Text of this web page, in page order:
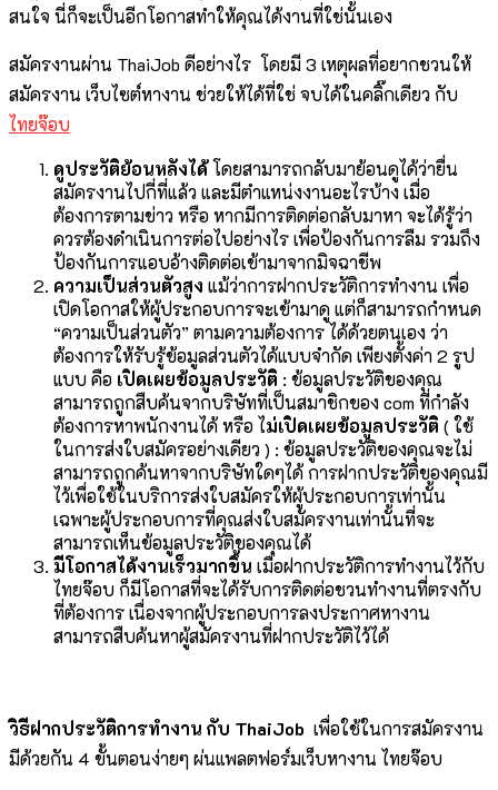
สนใจ นี่ก็จะเป็นอีกโอกาสทำให้คุณได้งานที่ใช่นั้นเอง
สมัครงานผ่าน ThaiJob ดีอย่างไร โดยมี 3 เหตุผลที่อยากชวนให้
สมัครงาน เว็บไซต์หางาน ช่วยให้ได้ที่ใช่ จบได้ในคลิ๊กเดียว กับ
ไทยจ๊อบ
ดูประวัติย้อนหลังได้โดยสามารถกลับมาย้อนดูได้ว่ายื่น
สมัครงานไปกี่ที่แล้ว และมีตำแหน่งงานอะไรบ้าง เมื่อ
ต้องการตามข่าว หรือ หากมีการติดต่อกลับมาหา จะได้รู้ว่า
ควรต้องดำเนินการต่อไปอย่างไร เพื่อป้องกันการลืม รวมถึง
ป้องกันการแอบอ้างติดต่อเข้ามาจากมิจฉาชีพ
ความเป็นส่วนตัวสูง แม้ว่าการฝากประวัติการทำงาน เพื่อ
เปิดโอกาสให้ผู้ประกอบการจะเข้ามาดู แต่ก็สามารถกำหนด
“ความเป็นส่วนตัว” ตามความต้องการ ได้ด้วยตนเอง ว่า
ต้องการให้รับรู้ข้อมูลส่วนตัวได้แบบจำกัด เพียงตั้งค่า 2 รูป
แบบ คือ เปิดเผยข้อมูลประวัติ : ข้อมูลประวัติของคุณ
สามารถถูกสืบค้นจากบริษัทที่เป็นสมาชิกของ com ที่กำลัง
ต้องการหาพนักงานได้ หรือ ไม่เปิดเผยข้อมูลประวัติ ( ใช้
ในการส่งใบสมัครอย่างเดียว ) : ข้อมูลประวัติของคุณจะไม่
สามารถถูกค้นหาจากบริษัทใดๆได้ การฝากประวัติของคุณมี
ไว้เพื่อใช้ในบริการส่งใบสมัครให้ผู้ประกอบการเท่านั้น
เฉพาะผู้ประกอบการที่คุณส่งใบสมัครงานเท่านั้นที่จะ
สามารถเห็นข้อมูลประวัติของคุณได้
มีโอกาสได้งานเร็วมากขึ้น เมื่อฝากประวัติการทำงานไว้กับ
ไทยจ๊อบ ก็มีโอกาสที่จะได้รับการติดต่อชวนทำงานที่ตรงกับ
ที่ต้องการ เนื่องจากผู้ประกอบการลงประกาศหางาน
สามารถสืบค้นหาผู้สมัครงานที่ฝากประวัติไว้ได้
วิธีฝากประวัติการทำงาน กับ ThaiJob เพื่อใช้ในการสมัครงาน
มีด้วยกัน 4 ขั้นตอนง่ายๆ ผ่นแพลตฟอร์มเว็บหางาน ไทยจ๊อบ